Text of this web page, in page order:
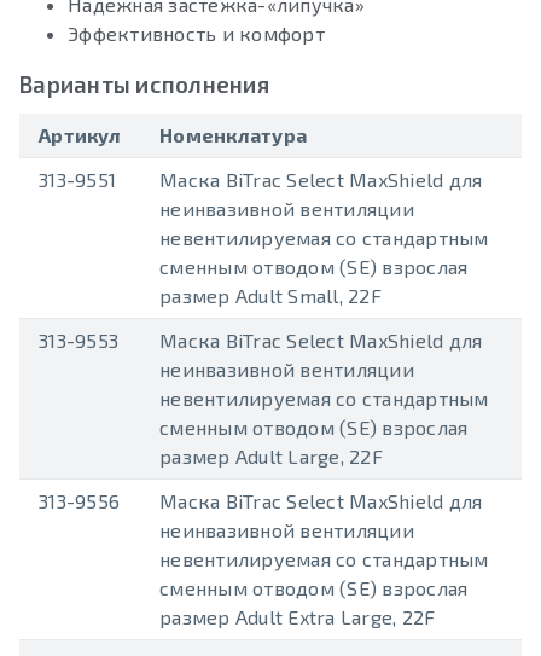
Эффективность и комфорт
Варианты исполнения
Артикул
Номенклатура
313-9551
Маска BiTrac Select MaxShield для
неинвазивной вентиляции
невентилируемая со стандартным
сменным отводом (SE) взрослая
размер Adult Small, 22F
313-9553
Маска BiTrac Select MaxShield для
неинвазивной вентиляции
невентилируемая со стандартным
сменным отводом (SE) взрослая
размер Adult Large, 22F
313-9556
Маска BiTrac Select MaxShield для
неинвазивной вентиляции
невентилируемая со стандартным
сменным отводом (SE) взрослая
размер Adult Extra Large, 22F